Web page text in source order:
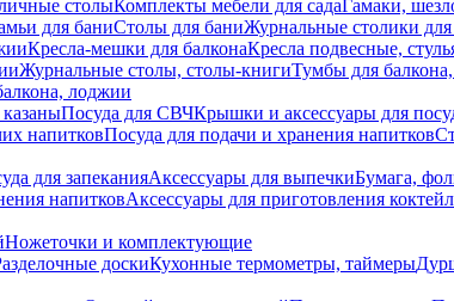
столыКомплекты мебели для садаГамаки,
для баниСтолы для баниЖурнальные столики
Кресла-мешки для балконаКресла подвесные,
Журнальные столы, столы-книгиТумбы для
лоджии
Посуда для СВЧКрышки и аксессуары для
напитковПосуда для подачи и хранения напитков
для запеканияАксессуары для выпечкиБумага,
напитковАксессуары для приготовления
Ножеточки и комплектующие
доскиКухонные термометры, таймеры